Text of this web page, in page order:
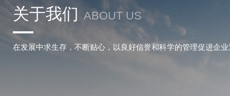
关于我们 ABOUT US
在发展中求生存，不断贴心，以良好信誉和科学的管理促进企